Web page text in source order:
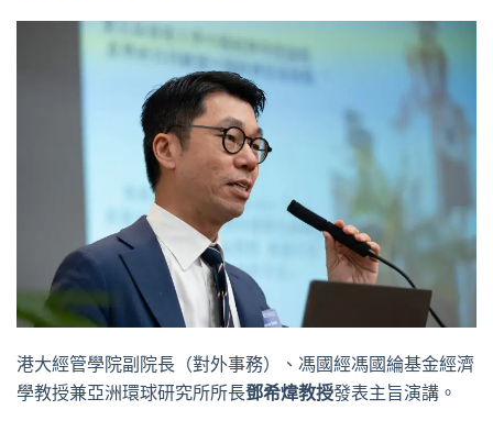
港大經管學院副院長（對外事務）、馮國經馮國綸基金經濟
學教授兼亞洲環球研究所所長鄧希煒教授發表主旨演講。